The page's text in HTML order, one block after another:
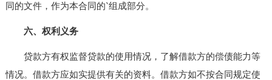
同的文件，作为本合同的`组成部分。
六、权利义务
贷款方有权监督贷款的使用情况，了解借款方的偿债能力等
情况。借款方应如实提供有关的资料。借款方如不按合同规定使